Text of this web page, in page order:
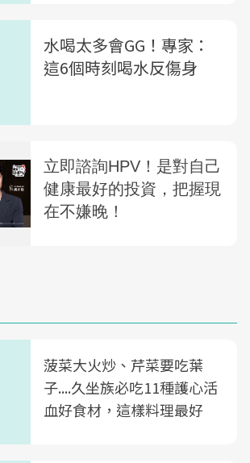
水喝太多會GG！專家：
這6個時刻喝水反傷身
菠菜大火炒、芹菜要吃葉
子....久坐族必吃11種護心活
血好食材，這樣料理最好